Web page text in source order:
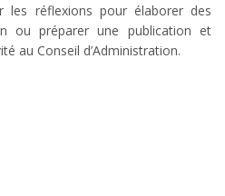
les réflexions pour élaborer des
ou préparer une publication et
au Conseil d’Administration.